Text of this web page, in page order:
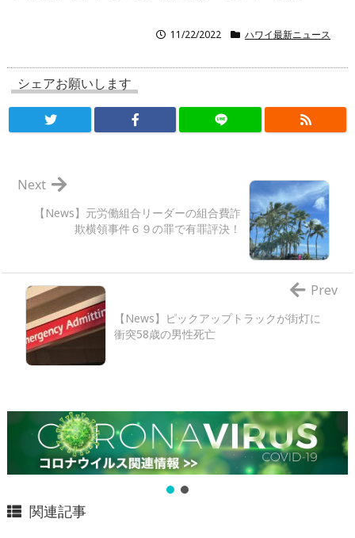
11/22/2022 ハワイ最新ニュース
シェアお願いします
【News】元労働組合リーダーの組合費詐
欺横領事件６９の罪で有罪評決！
Next
【News】ピックアップトラックが街灯に
衝突58歳の男性死亡
Prev
関連記事